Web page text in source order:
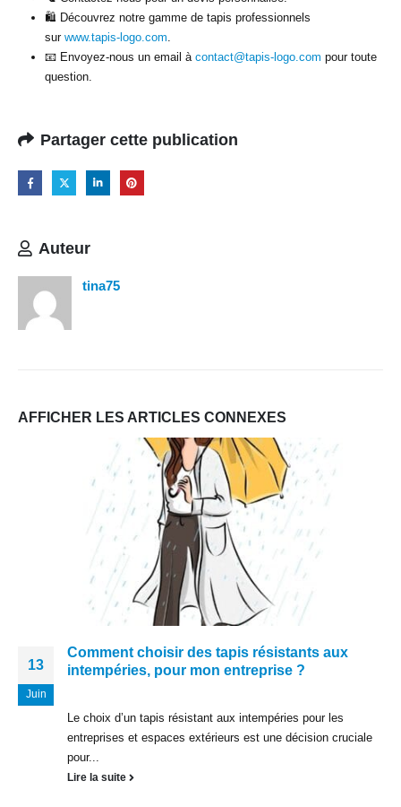
🛍️ Découvrez notre gamme de tapis professionnels
sur www.tapis-logo.com
📧 Envoyez-nous un email à contact@tapis-logo.com pour toute
question.
Partager cette publication
Auteur
tina75
AFFICHER LES ARTICLES CONNEXES
13
Juin
Comment choisir des tapis résistants aux
intempéries, pour mon entreprise ?
Le choix d’un tapis résistant aux intempéries pour les
entreprises et espaces extérieurs est une décision cruciale
pour...
Lire la suite